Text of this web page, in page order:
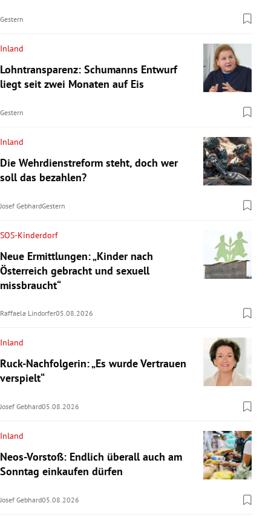
Gestern
Inland
Lohntransparenz: Schumanns Entwurf
liegt seit zwei Monaten auf Eis
Gestern
Inland
Die Wehrdienstreform steht, doch wer
soll das bezahlen?
Josef GebhardGestern
SOS-Kinderdorf
Neue Ermittlungen: „Kinder nach
Österreich gebracht und sexuell
missbraucht“
Raffaela Lindorfer05.08.2026
Inland
Ruck-Nachfolgerin: „Es wurde Vertrauen
verspielt“
Josef Gebhard05.08.2026
Inland
Neos-Vorstoß: Endlich überall auch am
Sonntag einkaufen dürfen
Josef Gebhard05.08.2026